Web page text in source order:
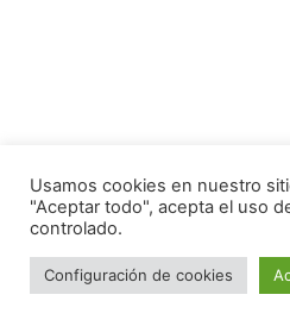
Usamos cookies en nuestro
"Aceptar todo", acepta el uso
controlado.
Configuración de cookies